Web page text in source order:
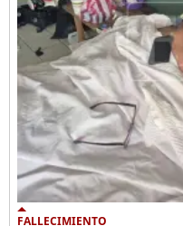
FALLECIMIENTO